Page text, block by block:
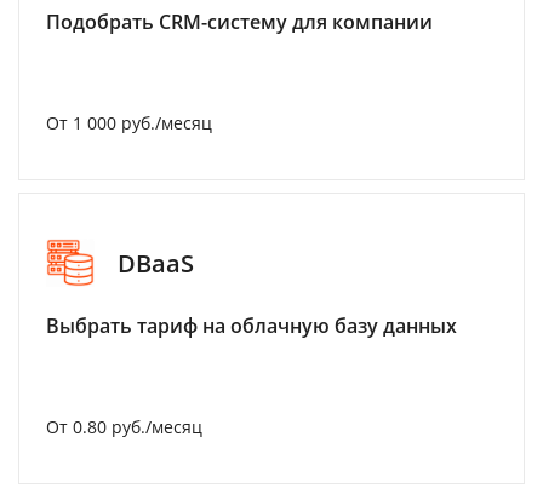
Подобрать CRM-систему для компании
От 1 000 руб./месяц
DBaaS
Выбрать тариф на облачную базу данных
От 0.80 руб./месяц